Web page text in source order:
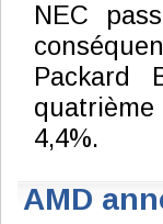
NEC
Packard
4,4%.
AMD